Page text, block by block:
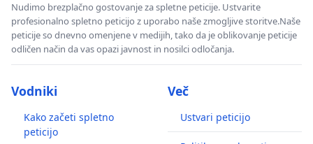
Nudimo brezplačno gostovanje za spletne peticije. Ustvarite
profesionalno spletno peticijo z uporabo naše zmogljive storitve.Naše
peticije so dnevno omenjene v medijih, tako da je oblikovanje peticije
odličen način da vas opazi javnost in nosilci odločanja.
Vodniki
Kako začeti spletno
peticijo
Več
Ustvari peticijo